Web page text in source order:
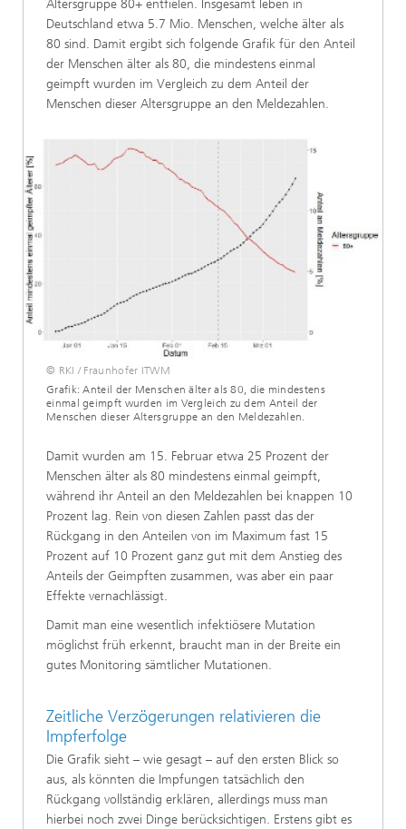
Altersgruppe 80+ entfielen. Insgesamt leben in
Deutschland etwa 5.7 Mio. Menschen, welche älter als
80 sind. Damit ergibt sich folgende Grafik für den Anteil
der Menschen älter als 80, die mindestens einmal
geimpft wurden im Vergleich zu dem Anteil der
Menschen dieser Altersgruppe an den Meldezahlen.
© RKI / Fraunhofer ITWM
Grafik: Anteil der Menschen älter als 80, die mindestens
einmal geimpft wurden im Vergleich zu dem Anteil der
Menschen dieser Altersgruppe an den Meldezahlen.
Damit wurden am 15. Februar etwa 25 Prozent der
Menschen älter als 80 mindestens einmal geimpft,
während ihr Anteil an den Meldezahlen bei knappen 10
Prozent lag. Rein von diesen Zahlen passt das der
Rückgang in den Anteilen von im Maximum fast 15
Prozent auf 10 Prozent ganz gut mit dem Anstieg des
Anteils der Geimpften zusammen, was aber ein paar
Effekte vernachlässigt.
Damit man eine wesentlich infektiösere Mutation
möglichst früh erkennt, braucht man in der Breite ein
gutes Monitoring sämtlicher Mutationen.
Zeitliche Verzögerungen relativieren die
Impferfolge
Die Grafik sieht – wie gesagt – auf den ersten Blick so
aus, als könnten die Impfungen tatsächlich den
Rückgang vollständig erklären, allerdings muss man
hierbei noch zwei Dinge berücksichtigen. Erstens gibt es